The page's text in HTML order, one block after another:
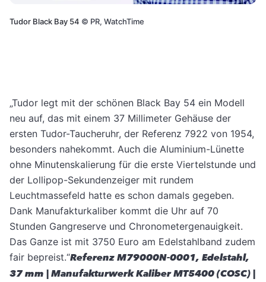
Tudor Black Bay 54 © PR, WatchTime
„Tudor legt mit der schönen Black Bay 54 ein Modell
neu auf, das mit einem 37 Millimeter Gehäuse der
ersten Tudor-Taucheruhr, der Referenz 7922 von 1954,
besonders nahekommt. Auch die Aluminium-Lünette
ohne Minutenskalierung für die erste Viertelstunde und
der Lollipop-Sekundenzeiger mit rundem
Leuchtmassefeld hatte es schon damals gegeben.
Dank Manufakturkaliber kommt die Uhr auf 70
Stunden Gangreserve und Chronometergenauigkeit.
Das Ganze ist mit 3750 Euro am Edelstahlband zudem
fair bepreist.“Referenz M79000N-0001, Edelstahl,
37 mm | Manufakturwerk Kaliber MT5400 (COSC) |